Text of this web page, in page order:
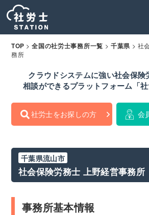
TOP >全国の社労士事務所一覧 > 千葉県 > 社
務所
クラウドシステムに強い社会保険
相談ができるプラットフォーム「社
社労士をお探しの方 会
千葉県流山市
社会保険労務士 上野経営事務所
事務所基本情報